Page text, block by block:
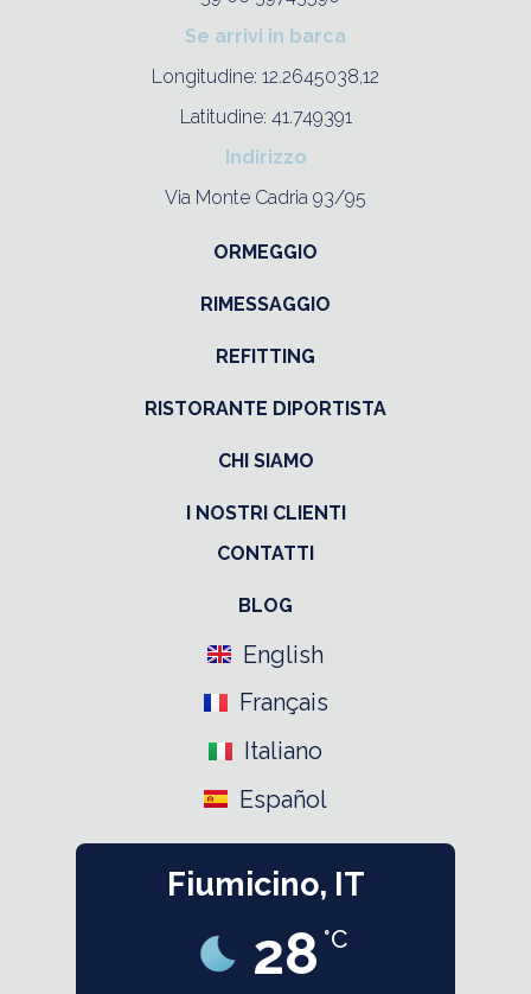
Se arrivi in barca
Longitudine: 12.2645038,12
Latitudine: 41.749391
Indirizzo
Via Monte Cadria 93/95
ORMEGGIO
RIMESSAGGIO
REFITTING
RISTORANTE DIPORTISTA
CHI SIAMO
I NOSTRI CLIENTI
CONTATTI
BLOG
English
Français
Italiano
Español
Fiumicino, IT
28 °C